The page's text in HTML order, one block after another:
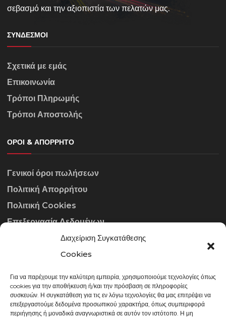
Διαχείριση Συγκατάθεσης
Cookies
Για να παρέχουμε την καλύτερη εμπειρία, χρησιμοποιούμε τεχνολογίες όπως
cookies για την αποθήκευση ή/και την πρόσβαση σε πληροφορίες
συσκευών. Η συγκατάθεση για τις εν λόγω τεχνολογίες θα μας επιτρέψει να
επεξεργαστούμε δεδομένα προσωπικού χαρακτήρα, όπως συμπεριφορά
περιήγησης ή μοναδικά αναγνωριστικά σε αυτόν τον ιστότοπο. Η μη
σεβασμό και την αξιοπιστία των πελατών μας.
ΣΎΝΔΕΣΜΟΙ
Σχετικά με εμάς
Επικοινωνία
Τρόποι Πληρωμής
Τρόποι Αποστολής
ΌΡΟΙ & ΑΠΌΡΡΗΤΟ
Γενικοί όροι πωλήσεων
Πολιτική Απορρήτου
Πολιτική Cookies
Επεξεργασία Δεδομένων
ΣΤΟΙΧΕΊΑ ΕΠΙΚΟΙΝΩΝΊΑΣ
info@gowithraw.gr
24310 35062